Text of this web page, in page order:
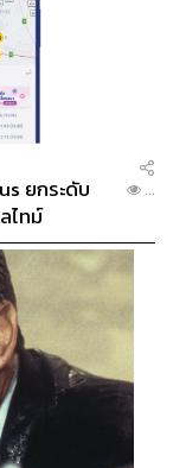
จาเมกา
กา เจ้าของ 3
ยมออกวิ่งเป็น
รหลังจบการ
แข่งครั้งนี้เรา
วิ่งเป็นครั้ง
ยกระดับ
ไทม์
...